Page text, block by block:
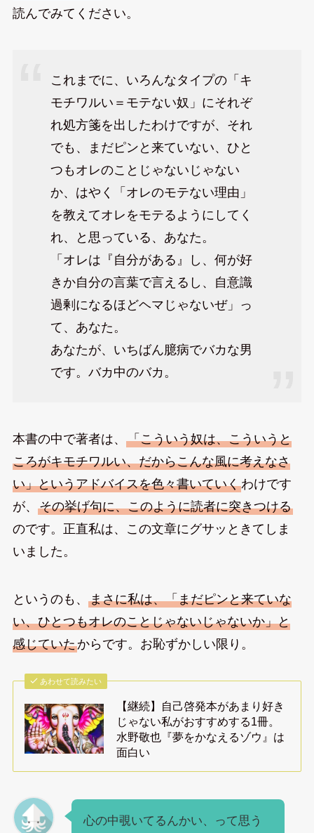
読んでみてください。
これまでに、いろんなタイプの「キ
モチワルい＝モテない奴」にそれぞ
れ処方箋を出したわけですが、それ
でも、まだピンと来ていない、ひと
つもオレのことじゃないじゃない
か、はやく「オレのモテない理由」
を教えてオレをモテるようにしてく
れ、と思っている、あなた。
「オレは『自分がある』し、何が好
きか自分の言葉で言えるし、自意識
過剰になるほどヘマじゃないぜ」っ
て、あなた。
あなたが、いちばん臆病でバカな男
です。バカ中のバカ。
本書の中で著者は、 「こういう奴は、こういうと
ころがキモチワルい、だからこんな風に考えなさ
い」というアドバイスを色々書いていくわけです
が、 その挙げ句に、このように読者に突きつける
のです。正直私は、この文章にグサッときてしま
いました。
というのも、 まさに私は、「まだピンと来ていな
い、ひとつもオレのことじゃないじゃないか」と
感じていたからです。お恥ずかしい限り。
あわせて読みたい
【継続】自己啓発本があまり好き
じゃない私がおすすめする1冊。
水野敬也『夢をかなえるゾウ』は
面白い
心の中覗いてるんかい、って思う